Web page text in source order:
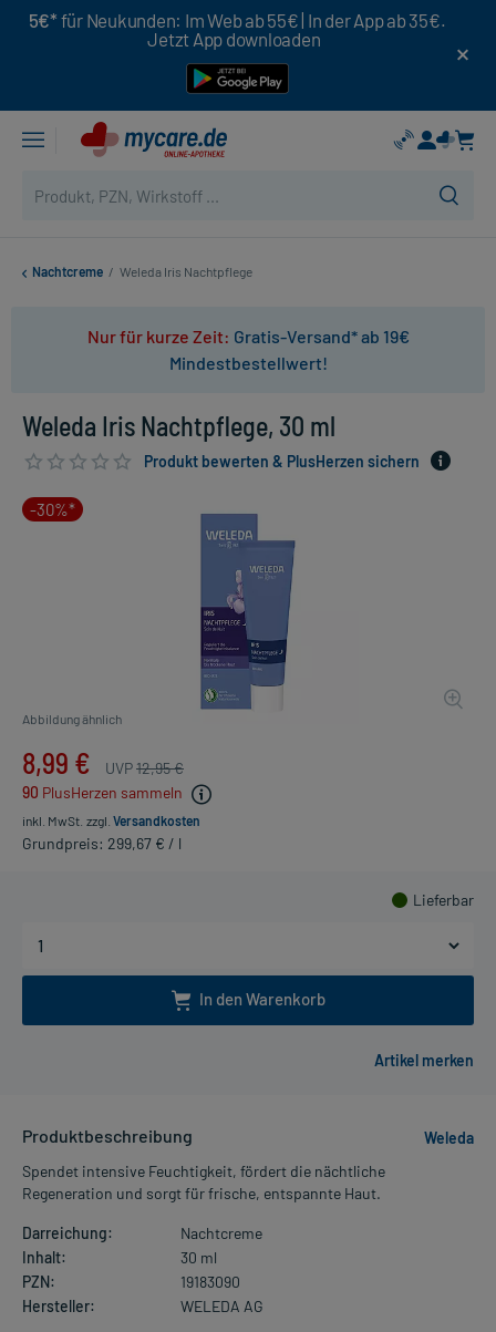
5€* für Neukunden: Im Web ab 55€ | In der App ab 35€.
Jetzt App downloaden
Nachtcreme / Weleda Iris Nachtpflege
Nur für kurze Zeit: Gratis-Versand* ab 19€
Mindestbestellwert!
Weleda Iris Nachtpflege, 30 ml
Produkt bewerten & PlusHerzen sichern
-30%*
Abbildung ähnlich
8,99 € UVP12,95 €
90 PlusHerzen sammeln
inkl. MwSt. zzgl. Versandkosten
Grundpreis: 299,67 € / l
Lieferbar
In den Warenkorb
Produktbeschreibung
Weleda
Spendet intensive Feuchtigkeit, fördert die nächtliche
Regeneration und sorgt für frische, entspannte Haut.
Darreichung:
Nachtcreme
Inhalt:
30 ml
PZN:
19183090
Hersteller:
WELEDA AG